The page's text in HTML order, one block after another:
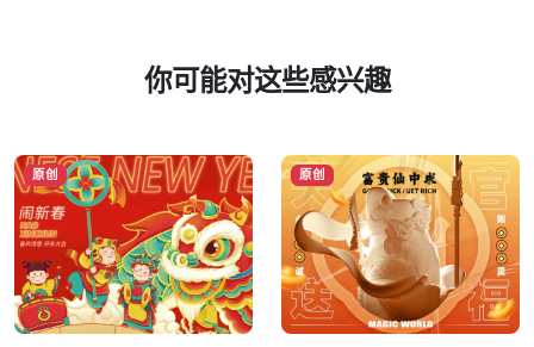
你可能对这些感兴趣
原创 原创